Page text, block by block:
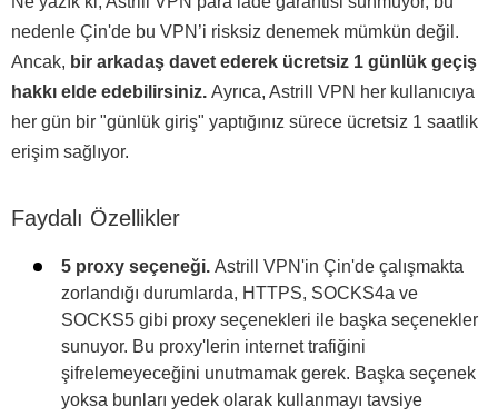
nedenle Çin'de bu VPN’i risksiz denemek mümkün değil.
Ancak, bir arkadaş davet ederek ücretsiz 1 günlük geçiş
hakkı elde edebilirsiniz. Ayrıca, Astrill VPN her kullanıcıya
her gün bir "günlük giriş" yaptığınız sürece ücretsiz 1 saatlik
erişim sağlıyor.
Faydalı Özellikler
5 proxy seçeneği. Astrill VPN'in Çin'de çalışmakta
zorlandığı durumlarda, HTTPS, SOCKS4a ve
SOCKS5 gibi proxy seçenekleri ile başka seçenekler
sunuyor. Bu proxy'lerin internet trafiğini
şifrelemeyeceğini unutmamak gerek. Başka seçenek
yoksa bunları yedek olarak kullanmayı tavsiye